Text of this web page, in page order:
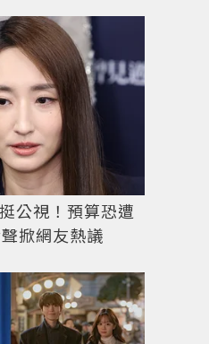
公視！預算恐遭
掀網友熱議